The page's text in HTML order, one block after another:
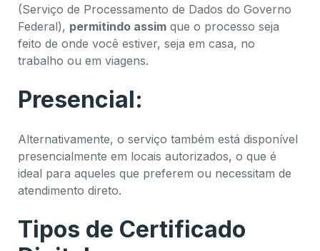
(Serviço de Processamento de Dados do Governo
Federal), permitindo assim que o processo seja
feito de onde você estiver, seja em casa, no
trabalho ou em viagens.
Presencial:
Alternativamente, o serviço também está disponível
presencialmente em locais autorizados, o que é
ideal para aqueles que preferem ou necessitam de
atendimento direto.
Tipos de Certificado